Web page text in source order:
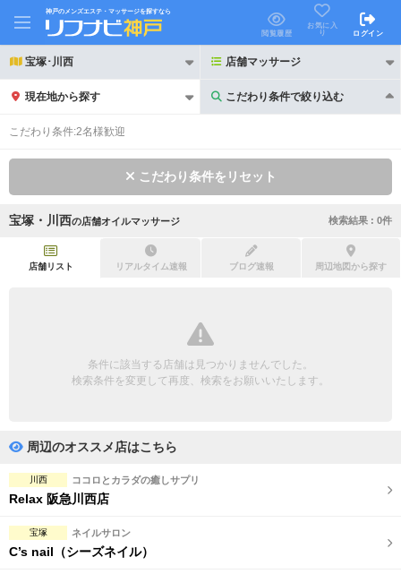
神戸のメンズエステ・マッサージを探すなら
閲覧履歴
お気に入
り
ログイン
宝塚･川西 店舗マッサージ
現在地から探す こだわり条件で絞り込む
こだわり条件で絞り込む
初回割引あり リピーター割引あり
団体様歓迎
ペアルームあり
フットバスあり
日本人スタッフのみ
こだわり条件:2名様歓迎
こだわり条件をリセット
宝塚・川西の店舗オイルマッサージ 検索結果 : 0件
店舗リスト リアルタイム速報 ブログ速報 周辺地図から探す
条件に該当する店舗は見つかりませんでした。
検索条件を変更して再度、検索をお願いいたします。
周辺のオススメ店はこちら
川西 ココロとカラダの癒しサプリ
Relax 阪急川西店
宝塚 ネイルサロン
C’s nail（シーズネイル）